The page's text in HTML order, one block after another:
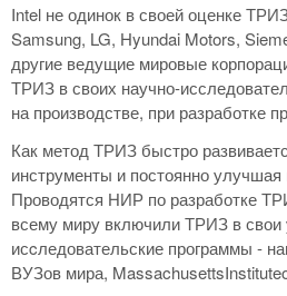
Intel не одинок в своей оценке
Samsung, LG, Hyundai Motors,
другие ведущие мировые
ТРИЗ в своих научно-
на производстве, при разработке
Как метод ТРИЗ быстро
инструменты и постоянно
Проводятся НИР по разработке
всему миру включили ТРИЗ в свои
исcледовательские программы -
ВУЗов мира,